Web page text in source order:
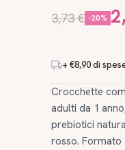
3,73 € -20%
+ €8,90 di
Crocchette
adulti da 1
prebiotici
rosso. Formato